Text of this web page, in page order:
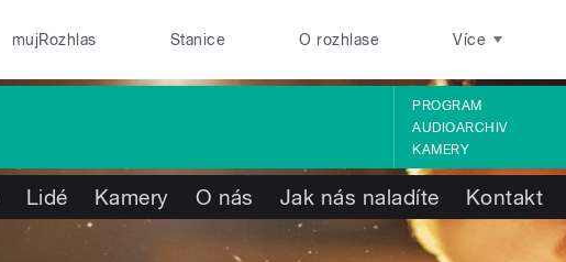
mujRozhlas Stanice O rozhlase Více
PROGRAM
AUDIOARCHIV
KAMERY
Lidé Kamery O nás Jak nás naladíte Kontakt